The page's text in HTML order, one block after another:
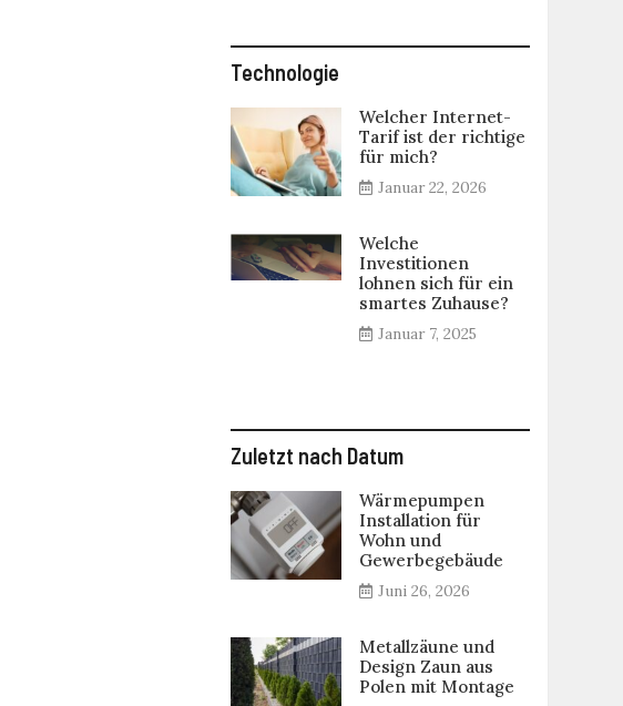
Technologie
Welcher Internet-
Tarif ist der richtige
für mich?
Januar 22, 2026
Welche
Investitionen
lohnen sich für ein
smartes Zuhause?
Januar 7, 2025
Zuletzt nach Datum
Wärmepumpen
Installation für
Wohn und
Gewerbegebäude
Juni 26, 2026
Metallzäune und
Design Zaun aus
Polen mit Montage